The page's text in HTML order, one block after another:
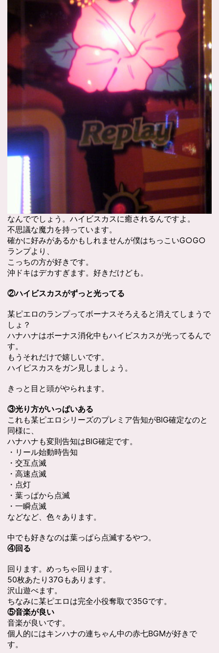
なんででしょう。ハイビスカスに癒されるんですよ。
不思議な魔力を持っています。
確かに好みがあるかもしれませんが僕はちっこいG○G○
ランプより、
こっちの方が好きです。
沖ドキはデカすぎます。好きだけども。
②ハイビスカスがずっと光ってる
某ピエロのランプってボーナスそろえると消えてしまうで
しょ？
ハナハナはボーナス消化中もハイビスカスが光ってるんで
す。
もうそれだけで嬉しいです。
ハイビスカスをガン見しましょう。
きっと目と頭がやられます。
③光り方がいっぱいある
これも某ピエロシリーズのプレミア告知がBIG確定なのと
同様に、
ハナハナも変則告知はBIG確定です。
・リール始動時告知
・交互点滅
・高速点滅
・点灯
・葉っぱから点滅
・一瞬点滅
などなど、色々あります。
中でも好きなのは葉っぱら点滅するやつ。
④回る
回ります。めっちゃ回ります。
50枚あたり37Gもあります。
沢山遊べます。
ちなみに某ピエロは完全小役奪取で35Gです。
⑤音楽が良い
音楽が良いです。
個人的にはキンハナの連ちゃん中の赤七BGMが好きで
す。